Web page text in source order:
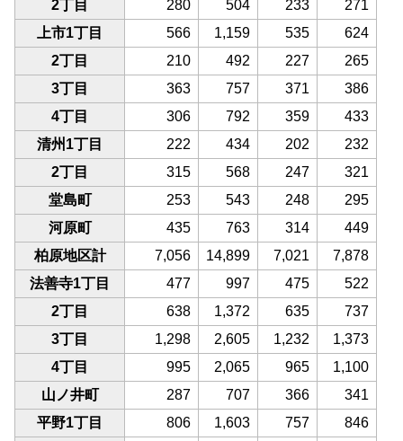
2丁目
280 504 233
271
上市1丁目
566 1,159 535
624
2丁目
210 492 227
265
3丁目
363 757 371
386
4丁目
306 792 359
433
清州1丁目
222 434 202
232
2丁目
315 568 247
321
堂島町
253 543 248
295
河原町
435 763 314
449
柏原地区計
7,056 14,899 7,021
7,878
法善寺1丁目
477 997 475
522
2丁目
638 1,372 635
737
3丁目
1,298 2,605 1,232
1,373
4丁目
995 2,065 965
1,100
山ノ井町
287 707 366
341
平野1丁目
806 1,603 757
846